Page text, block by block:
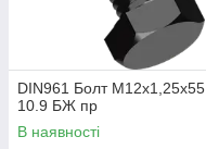
DIN961 Болт М12х1,25х55
10.9 БЖ пр
В наявності